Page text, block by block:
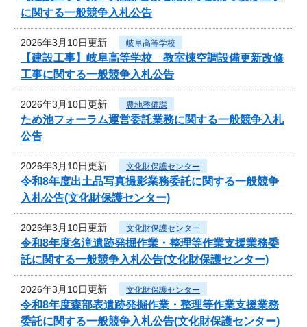
に関する一般競争入札公告
2026年3月10日更新 岐阜高等学校
【建設工事】岐阜高等学校 教室棟空調設備更新改修
工事に関する一般競争入札公告
2026年3月10日更新 農地整備課
ため池フォーラム運営委託業務に関する一般競争入札
公告
2026年3月10日更新 文化財保護センター
令和8年度出土品写真撮影業務委託に関する一般競争
入札公告(文化財保護センター)
2026年3月10日更新 文化財保護センター
令和8年度名滝遺跡発掘作業・整理等作業支援業務委
託に関する一般競争入札公告(文化財保護センター)
2026年3月10日更新 文化財保護センター
令和8年度森部表遺跡発掘作業・整理等作業支援業務
委託に関する一般競争入札公告(文化財保護センター)